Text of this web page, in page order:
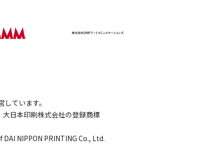
ています。
日本印刷株式会社の登録商標
NIPPON PRINTING Co., Ltd.